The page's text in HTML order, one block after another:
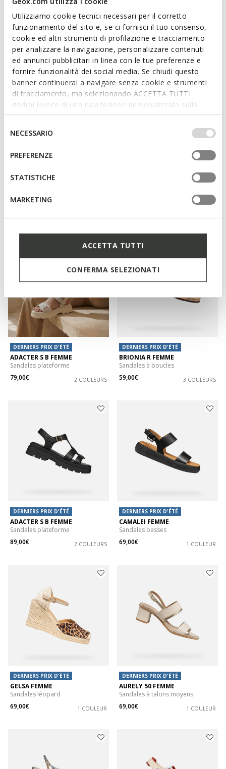
Utilizziamo cookie tecnici necessari per il corretto
funzionamento del sito e, se ci fornisci il tuo consenso,
cookie ed altri strumenti di profilazione e tracciamento
per analizzare la navigazione, personalizzare contenuti
ed annunci pubblicitari in linea con le tue preferenze e
fornire funzionalità dei social media. Se chiudi questo
banner continuerai a navigare senza cookie e strumenti
di tracciamento, ma selezionando ACCETTA TUTTI
godrai invece di una navigazione personalizzata sulla
base dei tuoi gusti ed interessi. Selezionando
IMPOSTAZIONI potrai anche scegliere quali cookies ed
altri strumenti di tracciamento autorizzare. Per maggiori
informazioni o per modificare in qualsiasi momento le
tue impostazioni, visita la nostra
del
consenso
NECESSARIO
PREFERENZE
STATISTICHE
MARKETING
ACCETTA TUTTI
CONFERMA SELEZIONATI
DERNIERS PRIX D'ÉTÉ
ADACTER S B FEMME
Sandales plateforme
89,00€
2 COULEURS
DERNIERS PRIX D'ÉTÉ
SOZY S FEMME
Sandales basses
59,00€
1 COULEUR
DERNIERS PRIX D'ÉTÉ
Sandales à talons moyens
DERNIERS PRIX D'ÉTÉ
ADACTER S B FEMME
Sandales plateforme
79,00€
2 COULEURS
DERNIERS PRIX D'ÉTÉ
BRIONIA R FEMME
Sandales à boucles
59,00€
3 COULEURS
DERNIERS PRIX D'ÉTÉ
ADACTER S B FEMME
Sandales plateforme
89,00€
2 COULEURS
DERNIERS PRIX D'ÉTÉ
CAMALEI FEMME
Sandales basses
69,00€
1 COULEUR
DERNIERS PRIX D'ÉTÉ
GELSA FEMME
Sandales léopard
69,00€
1 COULEUR
DERNIERS PRIX D'ÉTÉ
AURELY 50 FEMME
Sandales à talons moyens
69,00€
1 COULEUR